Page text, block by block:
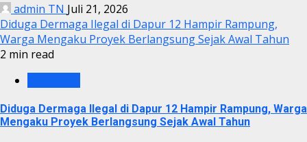
admin TN Juli 21, 2026
Diduga Dermaga Ilegal di Dapur 12 Hampir Rampung,
Warga Mengaku Proyek Berlangsung Sejak Awal Tahun
2 min read
Diduga Dermaga Ilegal di Dapur 12 Hampir Rampung, Warga
Mengaku Proyek Berlangsung Sejak Awal Tahun